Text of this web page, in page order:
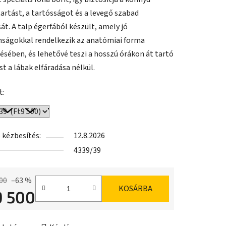
a tartósságot és a levegő szabad
A talp égerfából készült, amely jó
rendelkezik az anatómiai forma
és lehetővé teszi a hosszú órákon át tartó
a lábak elfáradása nélkül.
12.8.2026
4339/39
–63 %
500 KOSÁRBA